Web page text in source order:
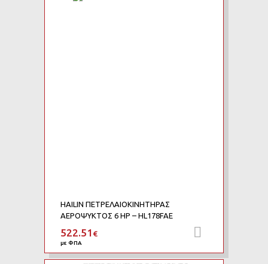
HAILIN ΠΕΤΡΕΛΑΙΟΚΙΝΗΤΗΡΑΣ
ΑΕΡΟΨΥΚΤΟΣ 6 HP – HL178FAE
522.51€
με ΦΠΑ